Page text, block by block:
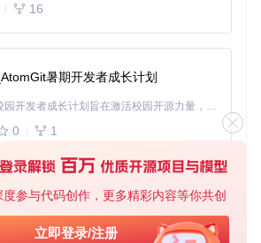
参与代码创作，更多精彩内容等你共创
立即登录/注册
16
暑期开发者成长计划
「源启盛夏」暑期校园开发者成长计划旨在激活校园开源力量，通过积分激励、认证扶持、资源倾斜等形式，引导高校组织和开发者完成「入驻 — 建项目 — 做贡献 — 获认证 — 得资源」的完整闭环。无论你是想带领社团入驻平台的组织者，还是希望用代码贡献证明自己的开发者，都能在这里找到属于你的成长路径。
0 1
免费、本地、开源的 24/7 全天候 Cowork 应用，以及适用于 Gemini CLI、Claude Code、Codex、OpenCode、Qwen Code、Goose CLI、Auggie 等的 OpenClaw | 🌟 喜欢就点star吧